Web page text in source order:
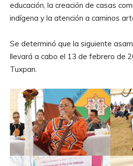
educación, la creación de casas
indígena y la atención a caminos
Se determinó que la siguiente
llevará a cabo el 13 de febrero de
Tuxpan.